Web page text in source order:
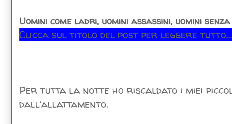
Uomini come ladri, uomini assassini, uomini
Clicca sul titolo del post per leggere
Per tutta la notte ho riscaldato i miei
dall’allattamento.